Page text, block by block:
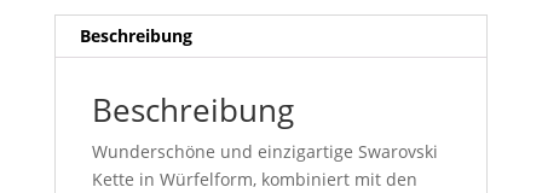
Beschreibung
Beschreibung
Wunderschöne und einzigartige Swarovski
Kette in Würfelform, kombiniert mit den